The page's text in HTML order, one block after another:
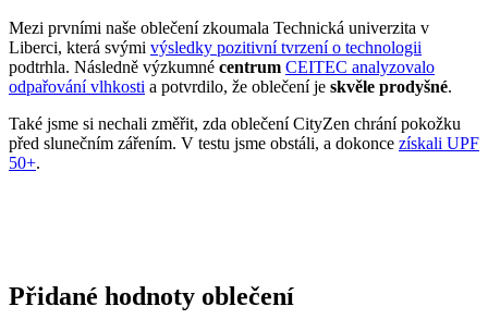
Mezi prvními naše oblečení zkoumala Technická univerzita v
Liberci, která svými výsledky pozitivní tvrzení o technologii
podtrhla. Následně výzkumné centrum CEITEC analyzovalo
odpařování vlhkosti a potvrdilo, že oblečení je skvěle prodyšné.
Také jsme si nechali změřit, zda oblečení CityZen chrání pokožku
před slunečním zářením. V testu jsme obstáli, a dokonce získali UPF
50+.
Přidané hodnoty oblečení